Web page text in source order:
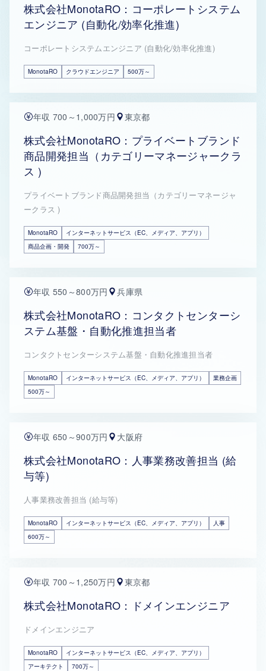
株式会社MonotaRO：コーポレートシステム
エンジニア (自動化/効率化推進)
コーポレートシステムエンジニア (自動化/効率化推進)
MonotaRO クラウドエンジニア 500万～
年収 700～1,000万円 東京都
株式会社MonotaRO：プライベートブランド
商品開発担当（カテゴリーマネージャークラ
ス )
プライベートブランド商品開発担当（カテゴリーマネージャ
ークラス )
MonotaRO
インターネットサービス（EC、メディア、アプリ）
商品企画・開発
700万～
年収 550～800万円 兵庫県
株式会社MonotaRO：コンタクトセンターシ
ステム基盤・自動化推進担当者
コンタクトセンターシステム基盤・自動化推進担当者
MonotaRO インターネットサービス（EC、メディア、アプリ）
業務企画
500万～
年収 650～900万円 大阪府
株式会社MonotaRO：人事業務改善担当 (給
与等)
人事業務改善担当 (給与等)
MonotaRO インターネットサービス（EC、メディア、アプリ）
人事
600万～
年収 700～1,250万円 東京都
株式会社MonotaRO：ドメインエンジニア
ドメインエンジニア
MonotaRO
インターネットサービス（EC、メディア、アプリ）
アーキテクト
700万～